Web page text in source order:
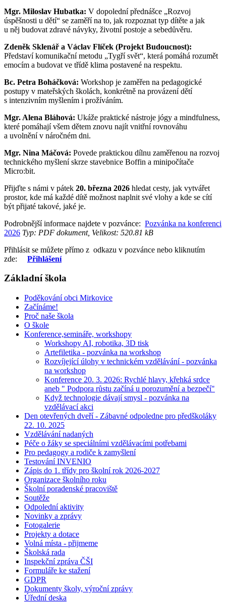
Mgr. Miloslav Hubatka: V dopolední přednášce „Rozvoj
úspěšnosti u dětí“ se zaměří na to, jak rozpoznat typ dítěte a jak
u něj budovat zdravé návyky, životní postoje a sebedůvěru.
Zdeněk Sklenář a Václav Flíček (Projekt Budoucnost):
Představí komunikační metodu „Tygří svět“, která pomáhá rozumět
emocím a budovat ve třídě klima postavené na respektu.
Bc. Petra Boháčková: Workshop je zaměřen na pedagogické
postupy v mateřských školách, konkrétně na provázení dětí
s intenzivním myšlením i prožíváním.
Mgr. Alena Bláhová: Ukáže praktické nástroje jógy a mindfulness,
které pomáhají všem dětem znovu najít vnitřní rovnováhu
a uvolnění v náročném dni.
Mgr. Nina Máčová: Povede praktickou dílnu zaměřenou na rozvoj
technického myšlení skrze stavebnice Boffin a minipočítače
Micro:bit.
Přijďte s námi v pátek 20. března 2026 hledat cesty, jak vytvářet
prostor, kde má každé dítě možnost naplnit své vlohy a kde se cítí
být přijaté takové, jaké je.
Podrobnější informace najdete v pozvánce: Pozvánka na konferenci
2026 Typ: PDF dokument, Velikost: 520.81 kB
Přihlásit se můžete přímo z odkazu v pozvánce nebo kliknutím
zde:
Přihlášení
Základní škola
Poděkování obci Mirkovice
Začínáme!
Proč naše škola
O škole
Konference,semináře, workshopy
Workshopy AI, robotika, 3D tisk
Artefiletika - pozvánka na workshop
Rozvíjející úlohy v technickém vzdělávání - pozvánka
na workshop
Konference 20. 3. 2026: Rychlé hlavy, křehká srdce
aneb " Podpora růstu začíná u porozumění a bezpečí"
Když technologie dávají smysl - pozvánka na
vzdělávací akci
Den otevřených dveří - Zábavné odpoledne pro předškoláky
22. 10. 2025
Vzdělávání nadaných
Péče o žáky se speciálními vzdělávacími potřebami
Pro pedagogy a rodiče k zamyšlení
Testování INVENIO
Zápis do 1. třídy pro školní rok 2026-2027
Organizace školního roku
Školní poradenské pracoviště
Soutěže
Odpolední aktivity
Novinky a zprávy
Fotogalerie
Projekty a dotace
Volná místa - přijmeme
Školská rada
Inspekční zpráva ČŠI
Formuláře ke stažení
GDPR
Dokumenty školy, výroční zprávy
Úřední deska